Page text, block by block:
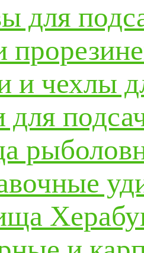
для
и чехлы
для